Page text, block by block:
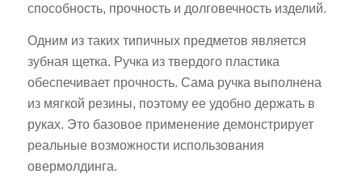
способность, прочность и долговечность изделий.
Одним из таких типичных предметов является
зубная щетка. Ручка из твердого пластика
обеспечивает прочность. Сама ручка выполнена
из мягкой резины, поэтому ее удобно держать в
руках. Это базовое применение демонстрирует
реальные возможности использования
овермолдинга.